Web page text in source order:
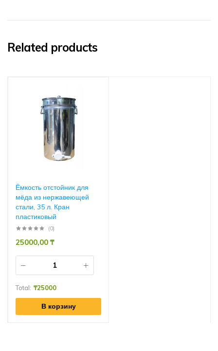
Related products
Ёмкость отстойник для
мёда из нержавеющей
стали, 35 л. Кран
пластиковый
(0)
25000,00 ₸
Total: ₸25000
В корзину